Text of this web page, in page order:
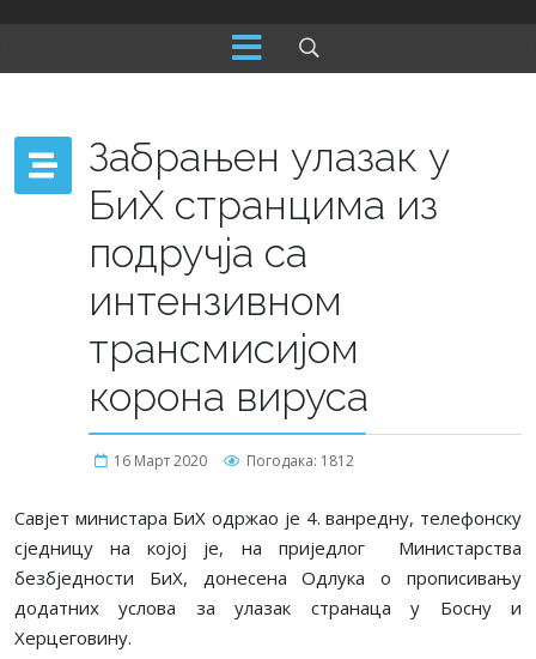
Забрањен улазак у
БиХ странцима из
подручја са
интензивном
трансмисијом
корона вируса
16 Март 2020 Погодака: 1812
Савјет министара БиХ одржао је 4. ванредну, телефонску
сједницу на којој је, на приједлог Министарства
безбједности БиХ, донесена Одлука о прописивању
додатних услова за улазак странаца у Босну и
Херцеговину.